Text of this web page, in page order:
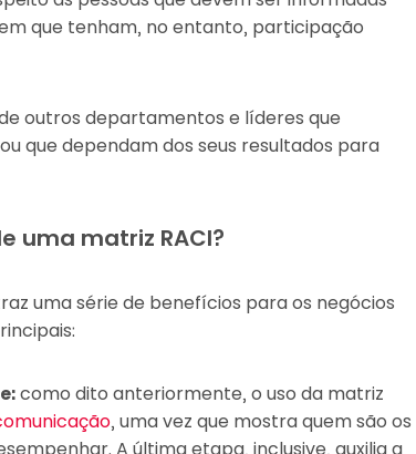
que tenham, no entanto, participação
outros departamentos e líderes que
que dependam dos seus resultados para
uma matriz RACI?
uma série de benefícios para os negócios
como dito anteriormente, o uso da matriz
, uma vez que mostra quem são os